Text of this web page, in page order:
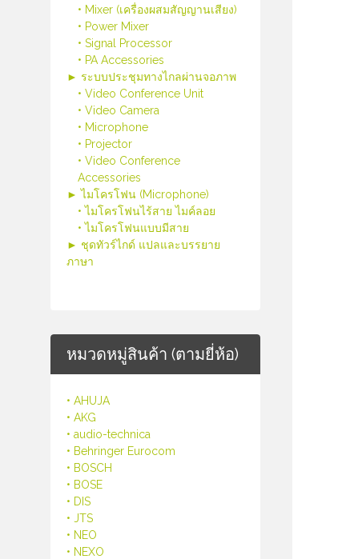
• Mixer (เครื่องผสมสัญญานเสียง)
• Power Mixer
• Signal Processor
• PA Accessories
► ระบบประชุมทางไกลผ่านจอภาพ
• Video Conference Unit
• Video Camera
• Microphone
• Projector
• Video Conference
Accessories
► ไมโครโฟน (Microphone)
• ไมโครโฟนไร้สาย ไมค์ลอย
• ไมโครโฟนแบบมีสาย
► ชุดทัวร์ไกด์ แปลและบรรยาย
ภาษา
หมวดหมู่สินค้า (ตามยี่ห้อ)
• AHUJA
• AKG
• audio-technica
• Behringer Eurocom
• BOSCH
• BOSE
• DIS
• JTS
• NEO
• NEXO